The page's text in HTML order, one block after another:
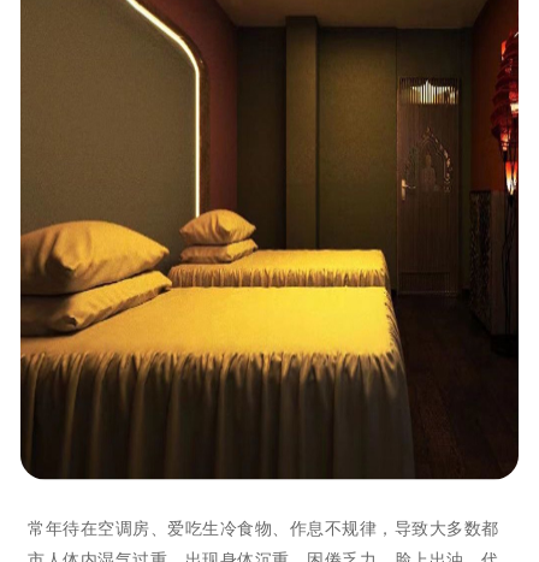
常年待在空调房、爱吃生冷食物、作息不规律，导致大多数都